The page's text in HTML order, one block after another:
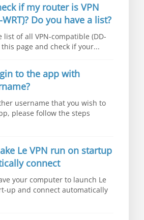
if my router is VPN
Do you have a list?
list of all VPN-compatible (DD-
page and check if your...
to the app with
username that you wish to
please follow the steps
Le VPN run on startup
connect
your computer to launch Le
up and connect automatically